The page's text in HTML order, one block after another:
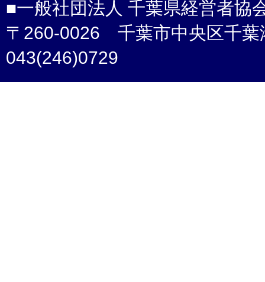
■一般社団法人 千葉県経営者協
〒260-0026 千葉市中央区千葉
043(246)0729